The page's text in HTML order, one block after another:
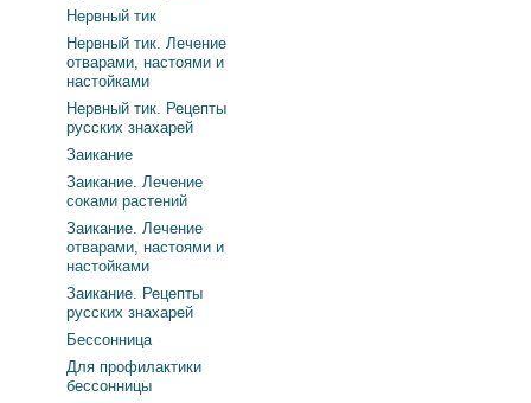
Нервный тик
Нервный тик. Лечение
отварами, настоями и
настойками
Нервный тик. Рецепты
русских знахарей
Заикание
Заикание. Лечение
соками растений
Заикание. Лечение
отварами, настоями и
настойками
Заикание. Рецепты
русских знахарей
Бессонница
Для профилактики
бессонницы